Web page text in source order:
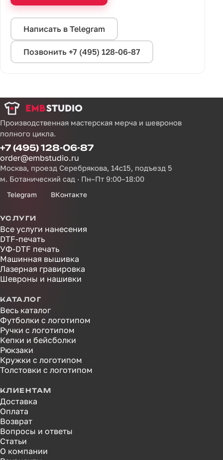
Написать в Telegram
Позвонить +7 (495) 128-06-87
Производственная мастерская мерча и шевронов
полного цикла.
+7 (495) 128-06-87
order@embstudio.ru
Москва, проезд Серебрякова, 14с15, подъезд 5
м. Ботанический сад · Пн–Пт 9:00–18:00
Telegram ВКонтакте
УСЛУГИ
Все услуги нанесения
DTF-печать
УФ-DTF печать
Машинная вышивка
Лазерная гравировка
Шевроны и нашивки
КАТАЛОГ
Весь каталог
Футболки с логотипом
Ручки с логотипом
Кепки и бейсболки
Рюкзаки
Кружки с логотипом
Толстовки с логотипом
КЛИЕНТАМ
Доставка
Оплата
Возврат
Вопросы и ответы
Статьи
О компании